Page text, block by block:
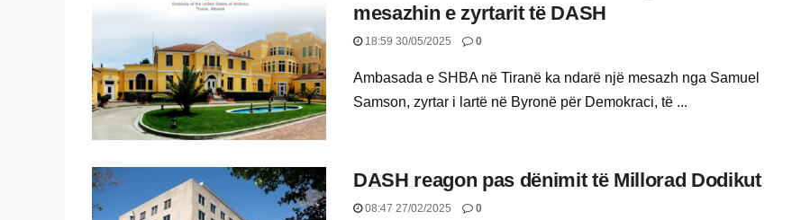
mesazhin e zyrtarit të DASH
18:59 30/05/2025 0
Ambasada e SHBA në Tiranë ka ndarë një mesazh nga Samuel
Samson, zyrtar i lartë në Byronë për Demokraci, të ...
DASH reagon pas dënimit të Millorad Dodikut
08:47 27/02/2025 0